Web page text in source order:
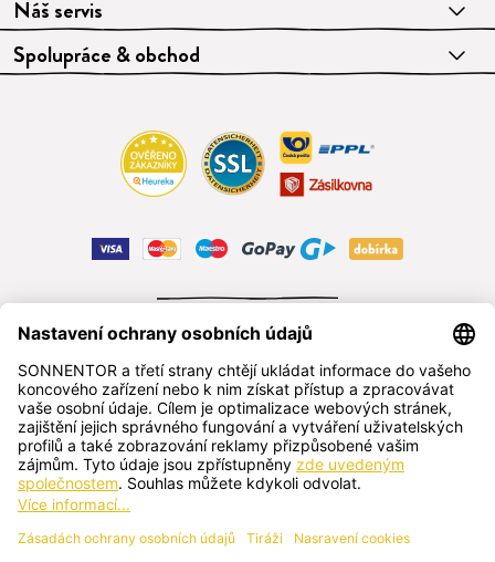
Náš servis
Spolupráce & obchod
čeština
SONNENTOR s.r.o.
Příhon 943, 696 15 Čejkovice, Česká republika
+420 518 362 687 sonnentor@sonnentor.cz